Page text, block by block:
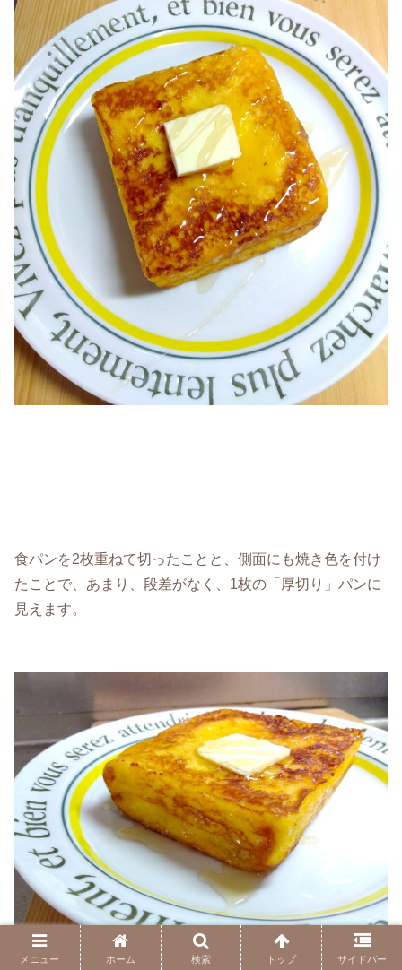
食パンを2枚重ねて切ったことと、側面にも焼き色を付け
たことで、あまり、段差がなく、1枚の「厚切り」パンに
見えます。
メニュー ホーム 検索 トップ サイドバー